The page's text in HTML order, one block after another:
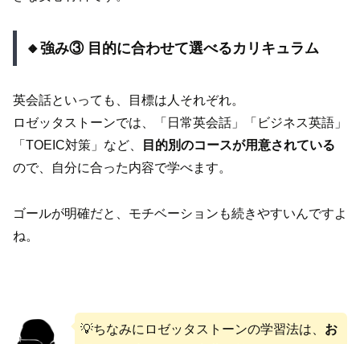
🔸強み③ 目的に合わせて選べるカリキュラム
英会話といっても、目標は人それぞれ。
ロゼッタストーンでは、「日常英会話」「ビジネス英語」
「TOEIC対策」など、
目的別のコースが用意されている
ので、自分に合った内容で学べます。
ゴールが明確だと、モチベーションも続きやすいんですよ
ね。
💡ちなみにロゼッタストーンの学習法は、 お